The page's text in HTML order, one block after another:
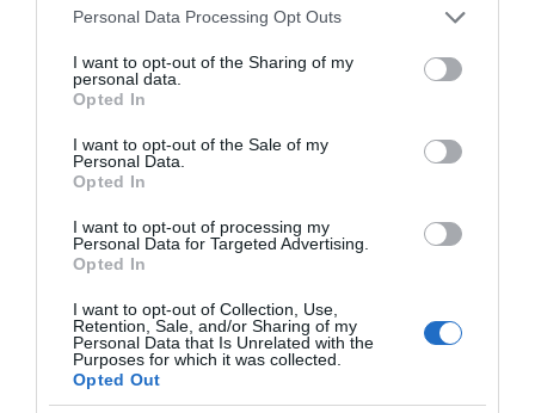
Please note that this website/app uses one or more Google
not limited to your visit or usage behaviour. You may click to
grant or deny consent to Google and its third-party tags to
use your data for below specified purposes in below Google
consent section.
Personal Data Processing Opt Outs
I want to opt-out of the Sharing of my
personal data.
Opted In
I want to opt-out of the Sale of my
Personal Data.
Opted In
I want to opt-out of processing my
Personal Data for Targeted Advertising.
Opted In
I want to opt-out of Collection, Use,
Retention, Sale, and/or Sharing of my
Personal Data that Is Unrelated with the
Purposes for which it was collected.
Opted Out